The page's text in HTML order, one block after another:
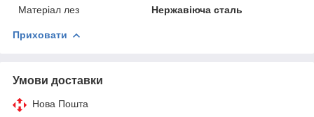
Матеріал лез
Нержавіюча сталь
Приховати
Умови доставки
Нова Пошта